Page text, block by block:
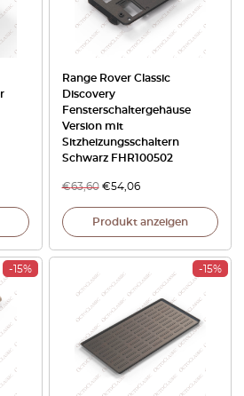
Range Rover Classic
Discovery
Fensterschaltergehäuse
Version mit
Sitzheizungsschaltern
Schwarz FHR100502
€63,60 €54,06
Produkt anzeigen
-15% -15%